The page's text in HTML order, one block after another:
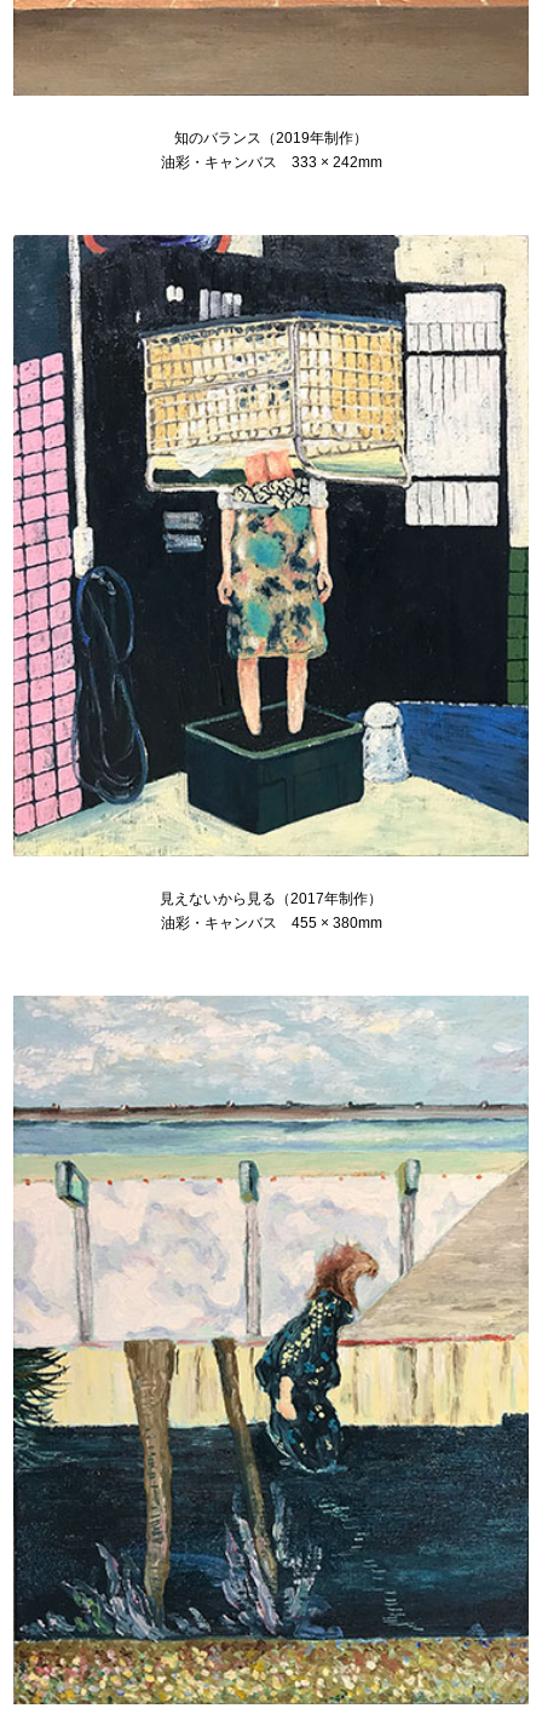
知のバランス（2019年制作）
油彩・キャンバス 333 × 242mm
見えないから見る（2017年制作）
油彩・キャンバス 455 × 380mm